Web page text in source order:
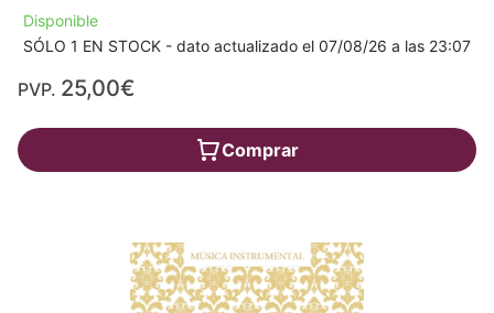
Disponible
SÓLO 1 EN STOCK - dato actualizado el 07/08/26 a las 23:07
PVP. 25,00€
Comprar